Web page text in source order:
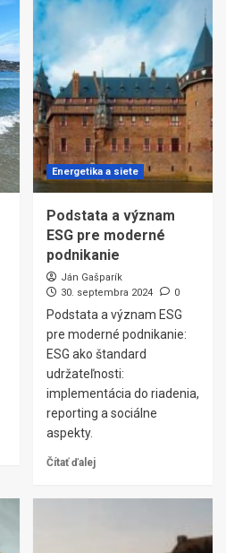
Energetika a siete
Podstata a význam
ESG pre moderné
podnikanie
Ján Gašparík
30. septembra 2024
0
Podstata a význam ESG
pre moderné podnikanie:
ESG ako štandard
udržateľnosti:
implementácia do riadenia,
reporting a sociálne
aspekty.
Čítať ďalej